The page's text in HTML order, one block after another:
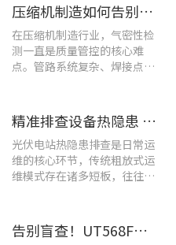
压缩机制造如何告别“气密性焦虑”?UT568F红外声热成像仪实战揭秘
在压缩机制造行业，气密性检
测一直是质量管控的核心难
点。管路系统复杂、焊接点众
​精准排查设备热隐患 | UTi640J智能型红外热成像仪赋能光伏电站高效运维
光伏电站热隐患排查是日常运
维的核心环节，传统粗放式运
维模式存在诸多短板，往往面
安全性。
告别盲查！UT568F红外声成像仪，让汽车智造车间气体泄漏检测更智能高效